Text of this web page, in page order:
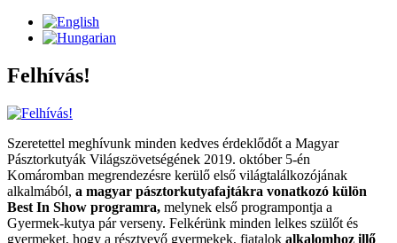
Felhívás!
Szeretettel meghívunk minden kedves érdeklődőt a Magyar
Pásztorkutyák Világszövetségének 2019. október 5-én
Komáromban megrendezésre kerülő első világtalálkozójának
alkalmából, a magyar pásztorkutyafajtákra vonatkozó külön
Best In Show programra, melynek első programpontja a
Gyermek-kutya pár verseny. Felkérünk minden lelkes szülőt és
gyermeket, hogy a résztvevő gyermekek, fiatalok alkalomhoz illő